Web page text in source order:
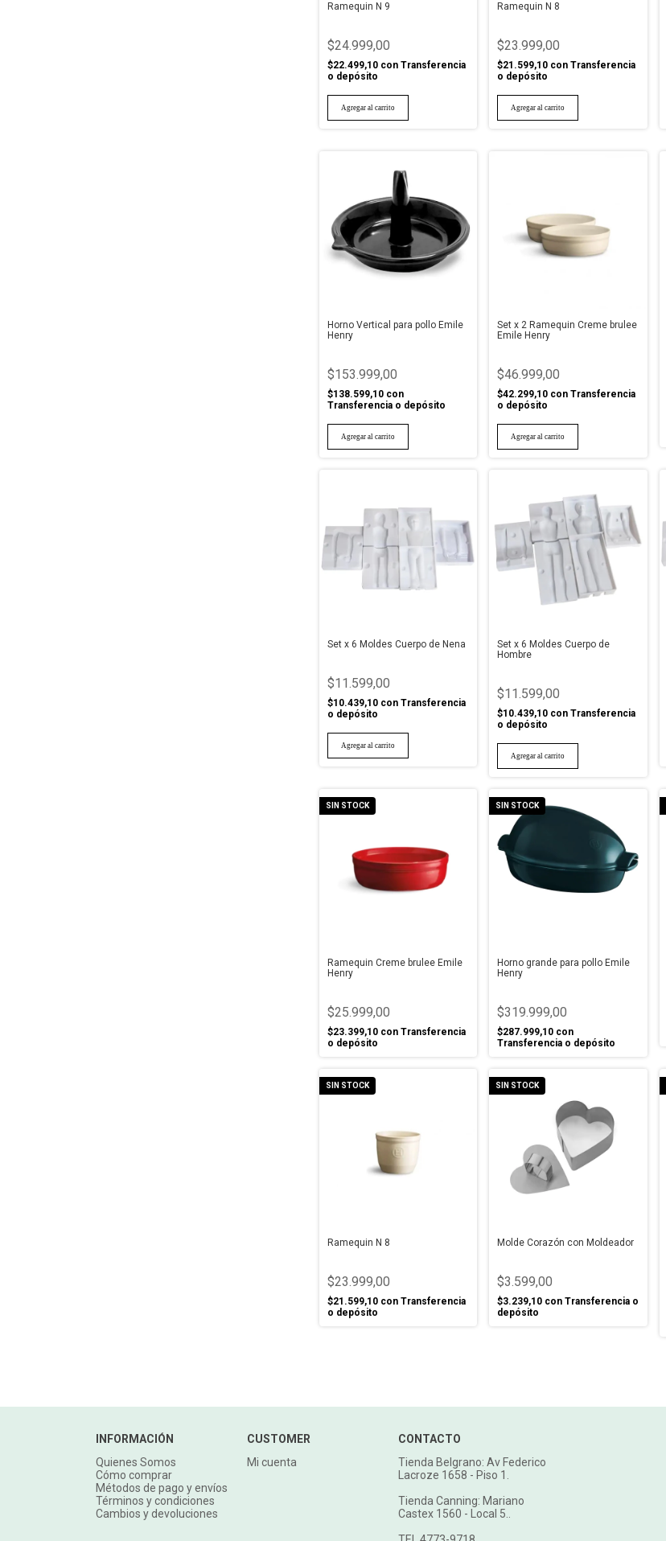
Ramequin N 9
$24.999,00
$22.499,10 con Transferencia
o depósito
Ramequin N 8
$23.999,00
$21.599,10 con Transferencia
o depósito
Horno Vertical para pollo Emile
Henry
$153.999,00
$138.599,10 con
Transferencia o depósito
Set x 2 Ramequin Creme brulee
Emile Henry
$46.999,00
$42.299,10 con Transferencia
o depósito
Set x 6 Moldes Cuerpo de Nena
$11.599,00
$10.439,10 con Transferencia
o depósito
Set x 6 Moldes Cuerpo de
Hombre
$11.599,00
$10.439,10 con Transferencia
o depósito
SIN STOCK
Ramequin Creme brulee Emile
Henry
$25.999,00
$23.399,10 con Transferencia
o depósito
SIN STOCK
Horno grande para pollo Emile
Henry
$319.999,00
$287.999,10 con
Transferencia o depósito
SIN STOCK
Ramequin N 8
$23.999,00
$21.599,10 con Transferencia
o depósito
SIN STOCK
Molde Corazón con Moldeador
$3.599,00
$3.239,10 con Transferencia o
depósito
INFORMACIÓN
Quienes Somos
Cómo comprar
Métodos de pago y envíos
Términos y condiciones
Cambios y devoluciones
CUSTOMER
Mi cuenta
CONTACTO
Tienda Belgrano: Av Federico
Lacroze 1658 - Piso 1.
Tienda Canning: Mariano
Castex 1560 - Local 5..